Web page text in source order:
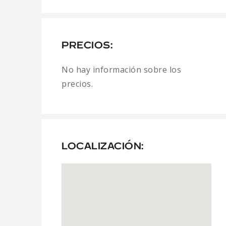
PRECIOS:
No hay información sobre los
precios.
LOCALIZACIÓN: